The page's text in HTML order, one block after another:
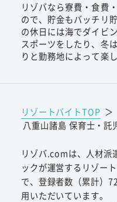
リゾバなら寮費・食費
ので、貯金もバッチリ
の休日には海でダイビ
スポーツをしたり、冬
りと勤務地によって楽
リゾートバイトTOP ＞
八重山諸島 保育士・託
リゾバ.comは、人材派
ックが運営するリゾー
で、登録者数（累計）
用いただいています。